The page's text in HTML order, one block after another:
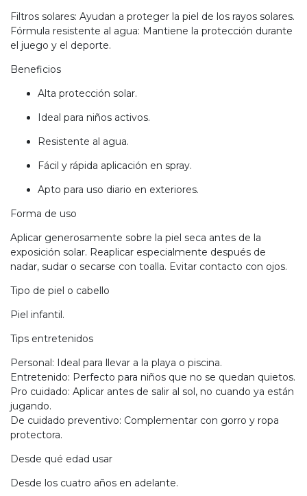
Filtros solares: Ayudan a proteger la piel de los rayos solares.
Fórmula resistente al agua: Mantiene la protección durante
el juego y el deporte.
Beneficios
Alta protección solar.
Ideal para niños activos.
Resistente al agua.
Fácil y rápida aplicación en spray.
Apto para uso diario en exteriores.
Forma de uso
Aplicar generosamente sobre la piel seca antes de la
exposición solar. Reaplicar especialmente después de
nadar, sudar o secarse con toalla. Evitar contacto con ojos.
Tipo de piel o cabello
Piel infantil.
Tips entretenidos
Personal: Ideal para llevar a la playa o piscina.
Entretenido: Perfecto para niños que no se quedan quietos.
Pro cuidado: Aplicar antes de salir al sol, no cuando ya están
jugando.
De cuidado preventivo: Complementar con gorro y ropa
protectora.
Desde qué edad usar
Desde los cuatro años en adelante.